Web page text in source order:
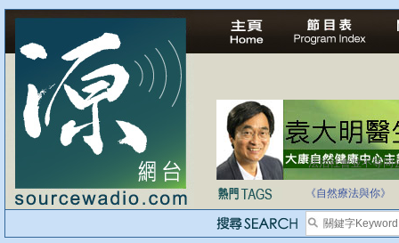
法治社會並不等同
《自然療法與你》